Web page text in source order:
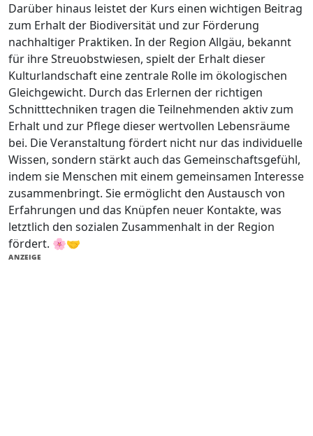
Darüber hinaus leistet der Kurs einen wichtigen Beitrag
zum Erhalt der Biodiversität und zur Förderung
nachhaltiger Praktiken. In der Region Allgäu, bekannt
für ihre Streuobstwiesen, spielt der Erhalt dieser
Kulturlandschaft eine zentrale Rolle im ökologischen
Gleichgewicht. Durch das Erlernen der richtigen
Schnitttechniken tragen die Teilnehmenden aktiv zum
Erhalt und zur Pflege dieser wertvollen Lebensräume
bei. Die Veranstaltung fördert nicht nur das individuelle
Wissen, sondern stärkt auch das Gemeinschaftsgefühl,
indem sie Menschen mit einem gemeinsamen Interesse
zusammenbringt. Sie ermöglicht den Austausch von
Erfahrungen und das Knüpfen neuer Kontakte, was
letztlich den sozialen Zusammenhalt in der Region
fördert. 🌸🤝
ANZEIGE